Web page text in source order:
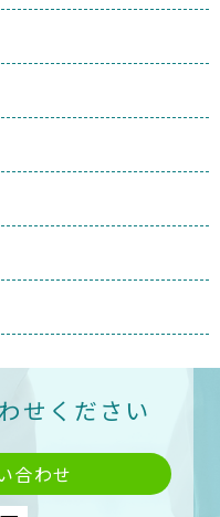
せください
合わせ